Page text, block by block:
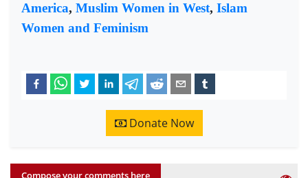
America, Muslim Women in West, Islam
Women and Feminism
Donate Now
Compose your comments here